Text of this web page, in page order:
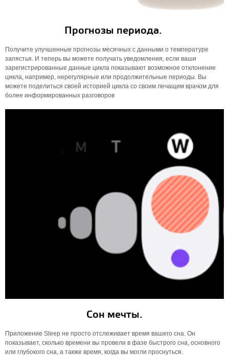
Прогнозы периода.
Получите улучшенные прогнозы месячных с данными о температуре
запястья. И теперь вы можете получать уведомления, если ваши
зарегистрированные данные цикла показывают возможное отклонение
цикла, например, нерегулярные или продолжительные периоды. Вы
можете поделиться своей историей цикла со своим лечащим врачом для
более информированных разговоров
Сон мечты.
Приложение Sleep не просто отслеживает время вашего сна. Он
показывает, сколько времени вы провели в фазе быстрого сна, основного
или глубокого сна, а также время, когда вы могли проснуться.